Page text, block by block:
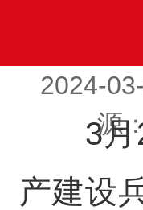
2024-
源
3月
产建设